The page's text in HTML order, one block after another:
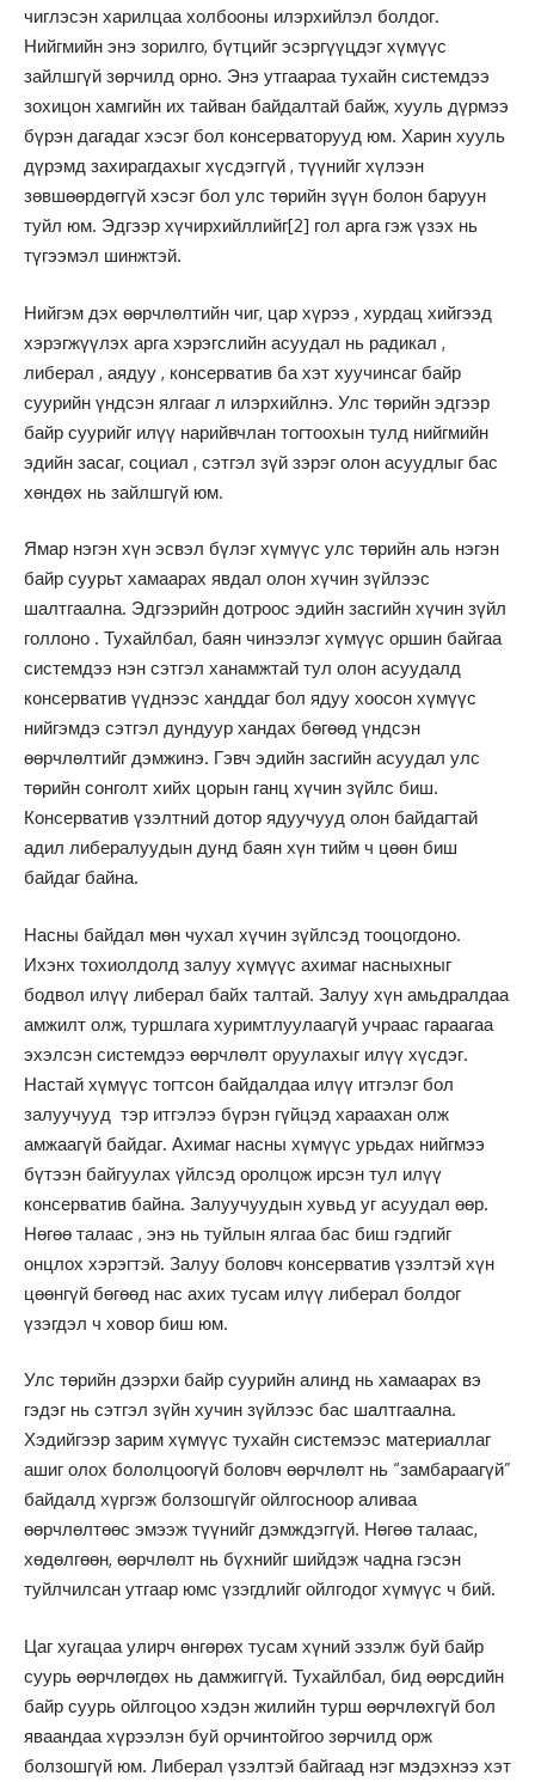
чиглэсэн харилцаа холбооны илэрхийлэл болдог.
Нийгмийн энэ зорилго, бүтцийг эсэргүүцдэг хүмүүс
зайлшгүй зөрчилд орно. Энэ утгаараа тухайн системдээ
зохицон хамгийн их тайван байдалтай байж, хууль дүрмээ
бүрэн дагадаг хэсэг бол консерваторууд юм. Харин хууль
дүрэмд захирагдахыг хүсдэггүй , түүнийг хүлээн
зөвшөөрдөггүй хэсэг бол улс төрийн зүүн болон баруун
туйл юм. Эдгээр хүчирхийллийг[2] гол арга гэж үзэх нь
түгээмэл шинжтэй.
Нийгэм дэх өөрчлөлтийн чиг, цар хүрээ , хурдац хийгээд
хэрэгжүүлэх арга хэрэгслийн асуудал нь радикал ,
либерал , аядуу , консерватив ба хэт хуучинсаг байр
суурийн үндсэн ялгааг л илэрхийлнэ. Улс төрийн эдгээр
байр суурийг илүү нарийвчлан тогтоохын тулд нийгмийн
эдийн засаг, социал , сэтгэл зүй зэрэг олон асуудлыг бас
хөндөх нь зайлшгүй юм.
Ямар нэгэн хүн эсвэл бүлэг хүмүүс улс төрийн аль нэгэн
байр суурьт хамаарах явдал олон хүчин зүйлээс
шалтгаална. Эдгээрийн дотроос эдийн засгийн хүчин зүйл
голлоно . Тухайлбал, баян чинээлэг хүмүүс оршин байгаа
системдээ нэн сэтгэл ханамжтай тул олон асуудалд
консерватив үүднээс ханддаг бол ядуу хоосон хүмүүс
нийгэмдэ сэтгэл дундуур хандах бөгөөд үндсэн
өөрчлөлтийг дэмжинэ. Гэвч эдийн засгийн асуудал улс
төрийн сонголт хийх цорын ганц хүчин зүйлс биш.
Консерватив үзэлтний дотор ядуучууд олон байдагтай
адил либералуудын дунд баян хүн тийм ч цөөн биш
байдаг байна.
Насны байдал мөн чухал хүчин зүйлсэд тооцогдоно.
Ихэнх тохиолдолд залуу хүмүүс ахимаг насныхныг
бодвол илүү либерал байх талтай. Залуу хүн амьдралдаа
амжилт олж, туршлага хуримтлуулаагүй учраас гараагаа
эхэлсэн системдээ өөрчлөлт оруулахыг илүү хүсдэг.
Настай хүмүүс тогтсон байдалдаа илүү итгэлэг бол
залуучууд тэр итгэлээ бүрэн гүйцэд хараахан олж
амжаагүй байдаг. Ахимаг насны хүмүүс урьдах нийгмээ
бүтээн байгуулах үйлсэд оролцож ирсэн тул илүү
консерватив байна. Залуучуудын хувьд уг асуудал өөр.
Нөгөө талаас , энэ нь туйлын ялгаа бас биш гэдгийг
онцлох хэрэгтэй. Залуу боловч консерватив үзэлтэй хүн
цөөнгүй бөгөөд нас ахих тусам илүү либерал болдог
үзэгдэл ч ховор биш юм.
Улс төрийн дээрхи байр суурийн алинд нь хамаарах вэ
гэдэг нь сэтгэл зүйн хучин зүйлээс бас шалтгаална.
Хэдийгээр зарим хүмүүс тухайн системээс материаллаг
ашиг олох бололцоогүй боловч өөрчлөлт нь “замбараагүй”
байдалд хүргэж болзошгүйг ойлгосноор аливаа
өөрчлөлтөөс эмээж түүнийг дэмждэггүй. Нөгөө талаас,
хөдөлгөөн, өөрчлөлт нь бүхнийг шийдэж чадна гэсэн
туйлчилсан утгаар юмс үзэгдлийг ойлгодог хүмүүс ч бий.
Цаг хугацаа улирч өнгөрөх тусам хүний эзэлж буй байр
суурь өөрчлөгдөх нь дамжиггүй. Тухайлбал, бид өөрсдийн
байр суурь ойлгоцоо хэдэн жилийн турш өөрчлөхгүй бол
яваандаа хүрээлэн буй орчинтойгоо зөрчилд орж
болзошгүй юм. Либерал үзэлтэй байгаад нэг мэдэхнээ хэт